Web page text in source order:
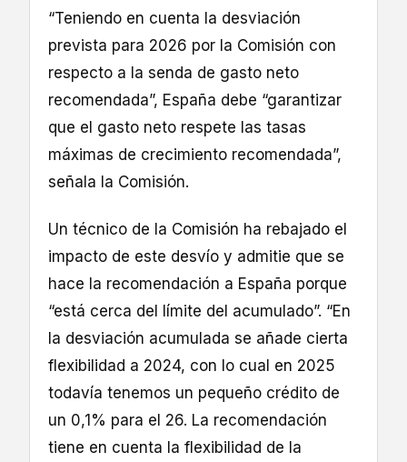
“Teniendo en cuenta la desviación
prevista para 2026 por la Comisión con
respecto a la senda de gasto neto
recomendada”, España debe “garantizar
que el gasto neto respete las tasas
máximas de crecimiento recomendada”,
señala la Comisión.
Un técnico de la Comisión ha rebajado el
impacto de este desvío y admitie que se
hace la recomendación a España porque
“está cerca del límite del acumulado”. “En
la desviación acumulada se añade cierta
flexibilidad a 2024, con lo cual en 2025
todavía tenemos un pequeño crédito de
un 0,1% para el 26. La recomendación
tiene en cuenta la flexibilidad de la